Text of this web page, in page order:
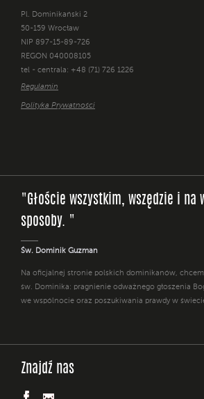
Pl. Dominikański 2
50-159 Wrocław
NIP 897-15-89-726
REGON 040008105
tel - centrala: +48 (71) 726 1226
Regulamin
Polityka Prywatności
"Głoście wszystkim, wszędzie i na
sposoby. "
Św. Dominik Guzman
Na oficjalnej stronie polskich dominikanów,
św. Dominika: pragnienie odważnego głoszenia
we wspólnocie oraz poszukiwania prawdy w
Znajdź nas